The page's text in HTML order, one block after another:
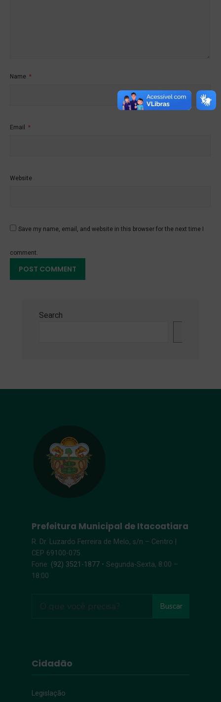
Name *
Email *
Website
Save my name, email, and website in this browser for the next time I
comment.
Search
Prefeitura Municipal de Itacoatiara
R. Dr. Luzardo Ferreira de Melo, s/n – Centro |
CEP 69100-075
Fone: (92) 3521-1877 • Segunda-Sexta, 8:00 –
18:00
Buscar
Cidadão
Legislação